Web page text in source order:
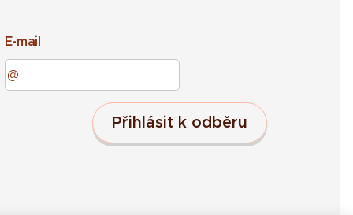
E-mail
Přihlásit k odběru